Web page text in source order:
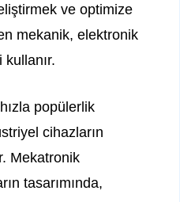
ve optimize
mekanik, elektronik
popülerlik
cihazların
Mekatronik
tasarımında,